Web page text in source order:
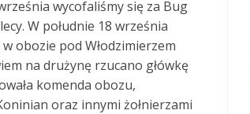
wycofaliśmy się za Bug
W południe 18 września
obozie pod Włodzimierzem
na drużynę rzucano główkę
komenda obozu,
oraz innymi żołnierzami